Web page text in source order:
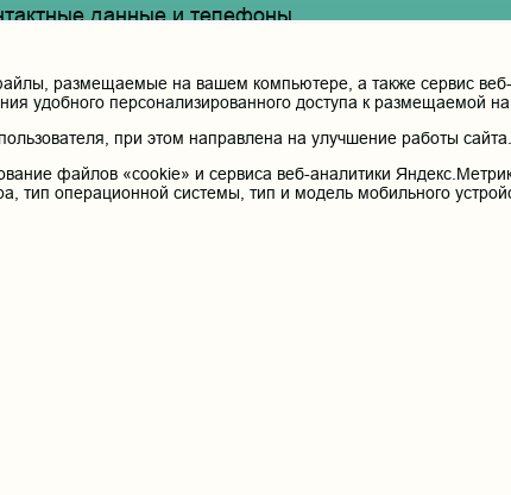
данные и телефоны
Российской Федерации
Российская Федерация, Забайкальский край, г. Чита, ул. Горького, д. 39
приёмной ректора:
35-43-24
размещаемые на вашем компьютере, а также сервис веб-
удобного персонализированного доступа к размещаемой
при этом направлена на улучшение работы сайта.
файлов «cookie» и сервиса веб-аналитики
операционной системы, тип и модель мобильного